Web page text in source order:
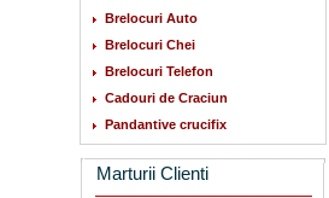
Brelocuri Auto
Brelocuri Chei
Brelocuri Telefon
Cadouri de Craciun
Pandantive crucifix
Marturii Clienti